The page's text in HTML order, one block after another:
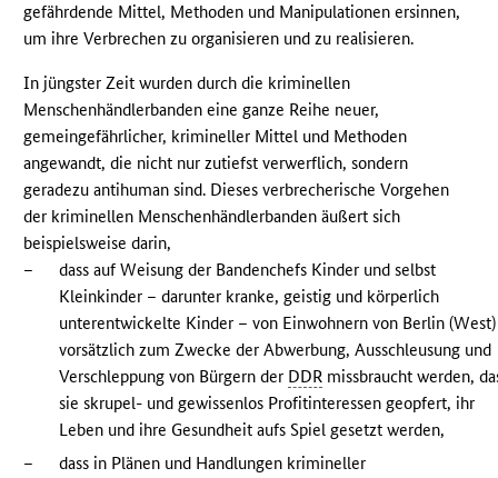
gefährdende Mittel, Methoden und Manipulationen ersinnen,
um ihre Verbrechen zu organisieren und zu realisieren.
In jüngster Zeit wurden durch die kriminellen
Menschenhändlerbanden eine ganze Reihe neuer,
gemeingefährlicher, krimineller Mittel und Methoden
angewandt, die nicht nur zutiefst verwerflich, sondern
geradezu antihuman sind. Dieses verbrecherische Vorgehen
der kriminellen Menschenhändlerbanden äußert sich
beispielsweise darin,
–
dass auf Weisung der Bandenchefs Kinder und selbst
Kleinkinder – darunter kranke, geistig und körperlich
unterentwickelte Kinder – von Einwohnern von Berlin (West)
vorsätzlich zum Zwecke der Abwerbung, Ausschleusung und
Verschleppung von Bürgern der DDR missbraucht werden,
sie skrupel- und gewissenlos Profitinteressen geopfert, ihr
Leben und ihre Gesundheit aufs Spiel gesetzt werden,
–
dass in Plänen und Handlungen krimineller